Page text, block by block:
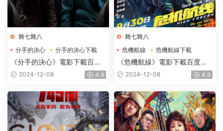
雜七雜八
分手的決心
分手的決心下載
分手的決心電影下載
《分手的決心》電影下載百度
網盤2022_BD韓語中字2GB
2024-12-08 4.9
雜七雜八
危機航線
危機航線下載
危機航線電影下載
《危機航線》電影下載百度網
盤2024_HD國語中英雙字
2024-12-08 4.9